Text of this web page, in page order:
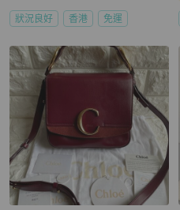
狀況良好 香港 免運